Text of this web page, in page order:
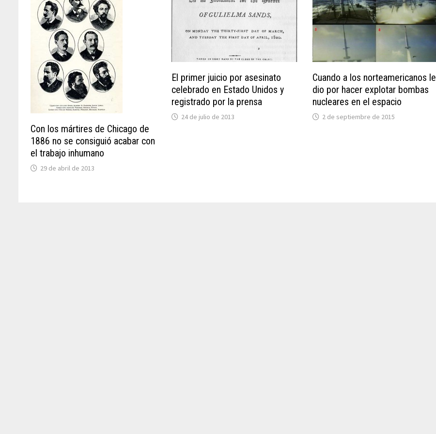
Con los mártires de Chicago de
1886 no se consiguió acabar con
el trabajo inhumano
29 de abril de 2013
El primer juicio por asesinato
celebrado en Estado Unidos y
registrado por la prensa
24 de julio de 2013
Cuando a los norteamericanos le
dio por hacer explotar bombas
nucleares en el espacio
2 de septiembre de 2015